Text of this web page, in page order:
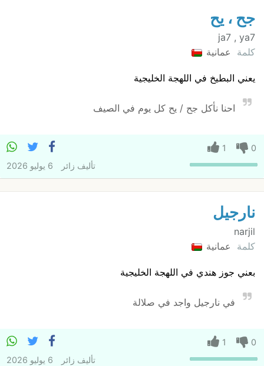
جح ، يح
ja7 , ya7
كلمة
عمانية
يعني البطيخ في اللهجة الخليجية
احنا نأكل جح / يح كل يوم في الصيف
0
1
تأليف زائر 6 يوليو 2026
نارجيل
narjil
كلمة
عمانية
بعني جوز هندي في اللهجة الخليجية
في نارجيل واجد في صلالة
0
1
تأليف زائر 6 يوليو 2026